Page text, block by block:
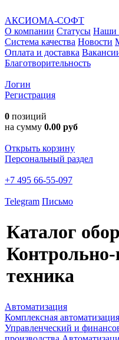
АКСИОМА-СОФТ
О компании Статусы Наши
Система качества Новости
Оплата и доставка
Благотворительность
Логин
Регистрация
0 позиций
на сумму 0.00 руб
Открыть корзину
Персональный раздел
+7 495 66-55-097
Telegram Письмо
Каталог
Контрольно-
техника
Автоматизация
Комплексная
Управленческий и